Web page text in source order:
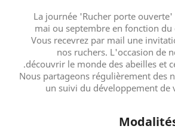
La journée 'Rucher porte
mai ou septembre en fonction du
Vous recevrez par mail une
nos ruchers. L'occasion de
découvrir le monde des abeilles et
Nous partageons régulièrement des
un suivi du développement de